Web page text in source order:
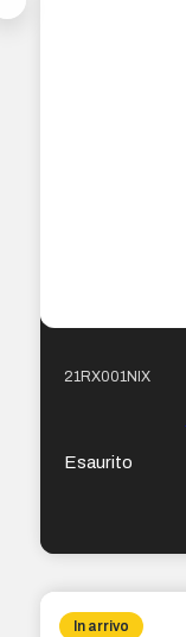
21RX001NIX
Esaurito
In arrivo